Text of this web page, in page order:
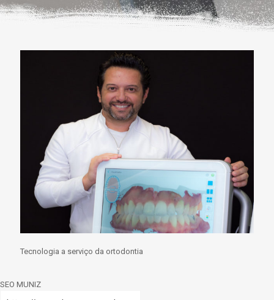
Tecnologia a serviço da ortodontia
SEO MUNIZ